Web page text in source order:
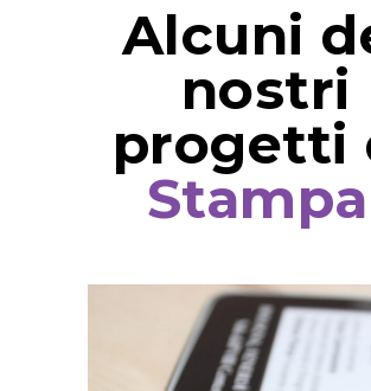
Alcuni
nostri
progetti